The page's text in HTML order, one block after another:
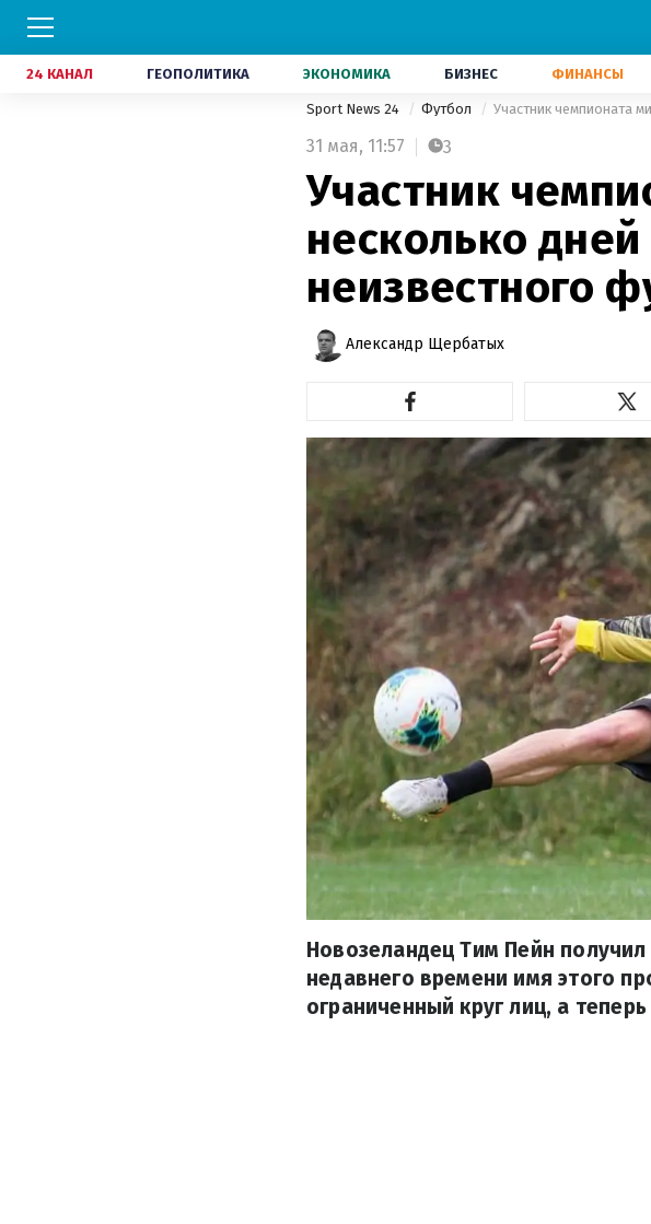
24 КАНАЛ ГЕОПОЛИТИКА ЭКОНОМИКА БИЗНЕС ФИНАНСЫ
Sport News 24 Футбол Участник чемпионата
31 мая, 11:57 3
Участник
несколько
неизвестного
Александр Щербатых
Новозеландец Тим Пейн
недавнего времени имя этого
ограниченный круг лиц, а